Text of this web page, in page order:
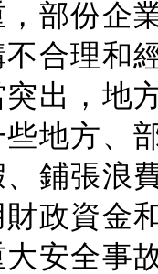
部份企
合理和
出，地
地方、
鋪張浪
政資金
安全事